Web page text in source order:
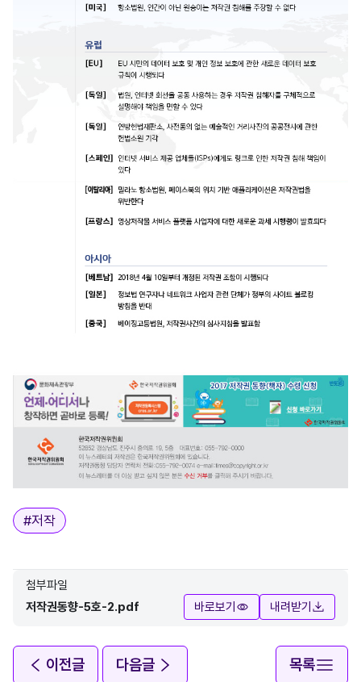
태그
#저작
첨부파일
저작권동향-5호-2.pdf
바로보기 내려받기
이전글 다음글 목록